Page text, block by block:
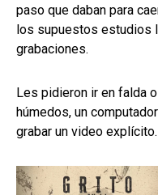
paso que daban para
los supuestos estudios
grabaciones.
Les pidieron ir en falda
húmedos, un
grabar un video explícito.